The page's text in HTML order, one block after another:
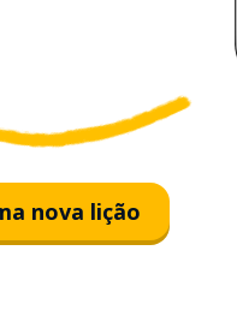
nova lição